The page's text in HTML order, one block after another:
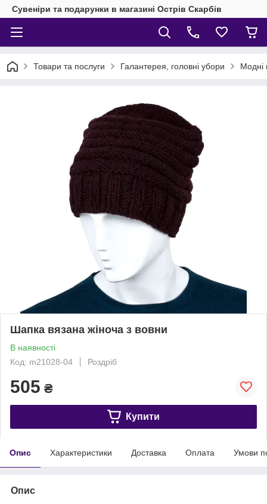
Сувеніри та подарунки в магазині Острів Скарбів
Товари та послуги Галантерея, головні убори Модні
Шапка вязана жіноча з вовни
В наявності
Код: m21028-04
Роздріб
505 ₴
Купити
Опис Характеристики Доставка Оплата Умови
Опис